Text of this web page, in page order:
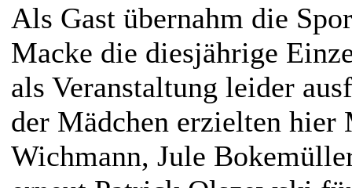
Als Gast übernahm die
Macke die diesjährige
als Veranstaltung leider
der Mädchen erzielten
Wichmann, Jule